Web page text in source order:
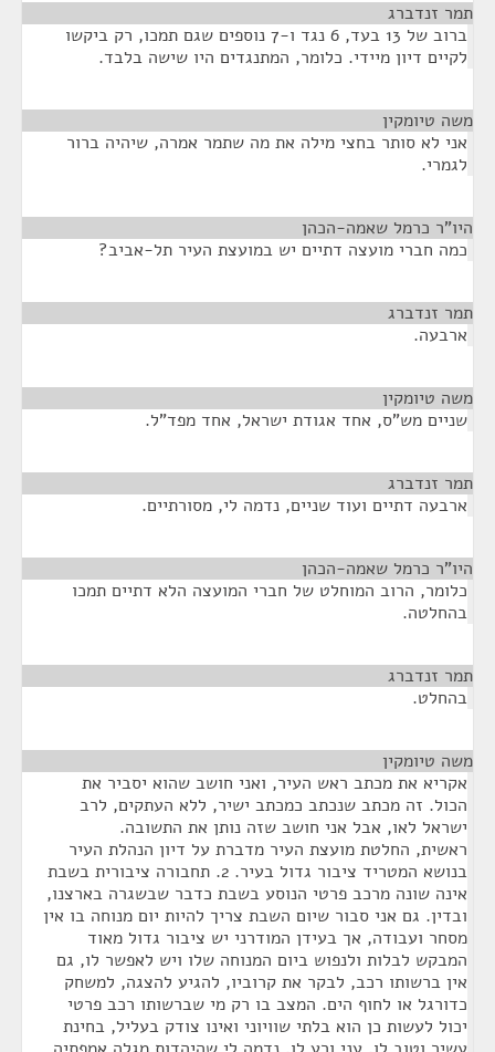
תמר זנדברג
ברוב של 13 בעד, 6 נגד ו-7 נוספים שגם תמכו, רק ביקשו
לקיים דיון מיידי. כלומר, המתנגדים היו שישה בלבד.
משה טיומקין
אני לא סותר בחצי מילה את מה שתמר אמרה, שיהיה ברור
לגמרי.
היו"ר כרמל שאמה-הכהן
כמה חברי מועצה דתיים יש במועצת העיר תל-אביב?
תמר זנדברג
ארבעה.
משה טיומקין
שניים מש"ס, אחד אגודת ישראל, אחד מפד"ל.
תמר זנדברג
ארבעה דתיים ועוד שניים, נדמה לי, מסורתיים.
היו"ר כרמל שאמה-הכהן
כלומר, הרוב המוחלט של חברי המועצה הלא דתיים תמכו
בהחלטה.
תמר זנדברג
בהחלט.
משה טיומקין
אקריא את מכתב ראש העיר, ואני חושב שהוא יסביר את
הכול. זה מכתב שנכתב כמכתב ישיר, ללא העתקים, לרב
ישראל לאו, אבל אני חושב שזה נותן את התשובה.
ראשית, החלטת מועצת העיר מדברת על דיון הנהלת העיר
בנושא המטריד ציבור גדול בעיר. 2. תחבורה ציבורית בשבת
אינה שונה מרכב פרטי הנוסע בשבת כדבר שבשגרה בארצנו,
ובדין. גם אני סבור שיום השבת צריך להיות יום מנוחה בו אין
מסחר ועבודה, אך בעידן המודרני יש ציבור גדול מאוד
המבקש לבלות ולנפוש ביום המנוחה שלו ויש לאפשר לו, גם
אין ברשותו רכב, לבקר את קרוביו, להגיע להצגה, למשחק
כדורגל או לחוף הים. המצב בו רק מי שברשותו רכב פרטי
יכול לעשות כן הוא בלתי שוויוני ואינו צודק בעליל, בחינת